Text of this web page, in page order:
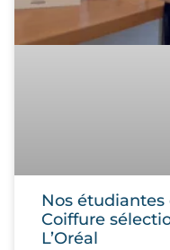
Nos étudiantes
Coiffure
L’Oréal